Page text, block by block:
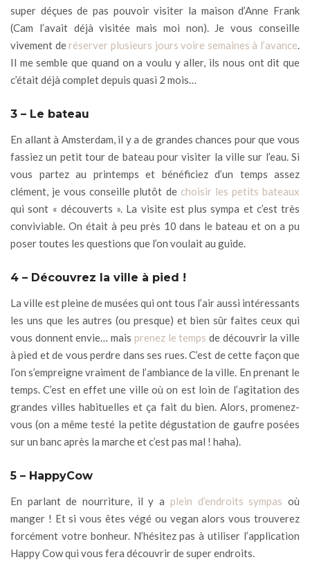
super déçues de pas pouvoir visiter la maison d’Anne Frank
(Cam l’avait déjà visitée mais moi non). Je vous conseille
vivement de réserver plusieurs jours voire semaines à l’avance.
Il me semble que quand on a voulu y aller, ils nous ont dit que
c’était déjà complet depuis quasi 2 mois…
3 – Le bateau
En allant à Amsterdam, il y a de grandes chances pour que vous
fassiez un petit tour de bateau pour visiter la ville sur l’eau. Si
vous partez au printemps et bénéficiez d’un temps assez
clément, je vous conseille plutôt de choisir les petits bateaux
qui sont « découverts ». La visite est plus sympa et c’est très
conviviable. On était à peu près 10 dans le bateau et on a pu
poser toutes les questions que l’on voulait au guide.
4 – Découvrez la ville à pied !
La ville est pleine de musées qui ont tous l’air aussi intéressants
les uns que les autres (ou presque) et bien sûr faites ceux qui
vous donnent envie… mais prenez le temps de découvrir la ville
à pied et de vous perdre dans ses rues. C’est de cette façon que
l’on s’empreigne vraiment de l’ambiance de la ville. En prenant le
temps. C’est en effet une ville où on est loin de l’agitation des
grandes villes habituelles et ça fait du bien. Alors, promenez-
vous (on a même testé la petite dégustation de gaufre posées
sur un banc après la marche et c’est pas mal ! haha).
5 – HappyCow
En parlant de nourriture, il y a plein d’endroits sympas où
manger ! Et si vous êtes végé ou vegan alors vous trouverez
forcément votre bonheur. N’hésitez pas à utiliser l’application
Happy Cow qui vous fera découvrir de super endroits.